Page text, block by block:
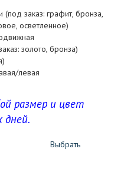
заказ: графит, бронза,
осветленное)
золото, бронза)
левая
размер и цвет
дней.
Выбрать